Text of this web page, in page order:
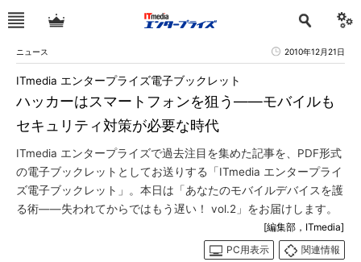
ニュース 2010年12月21日
ハッカーはスマートフォンを狙う――モバイルも
セキュリティ対策が必要な時代
ITmedia エンタープライズ電子ブックレット
ITmedia エンタープライズで過去注目を集めた記事を、PDF形式
の電子ブックレットとしてお送りする「ITmedia エンタープライ
ズ電子ブックレット」。本日は「あなたのモバイルデバイスを護
る術――失われてからではもう遅い！ vol.2」をお届けします。
[編集部，ITmedia]
PC用表示
関連情報